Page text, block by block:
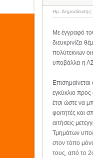
Ημ. Δημοσίευσης:
Με έγγραφό
διευκρινίζει
πολύτεκνων
υποβάλλει η
Επισημαίνεται
εγκύκλιο προς
έτσι ώστε να
φοιτητές και
αιτήσεις
Τμημάτων
στον τόπο
τους, από το